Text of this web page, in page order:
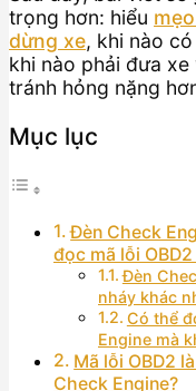
trọng hơn: hiểu
dừng xe, khi nào
khi nào phải đưa
tránh hỏng nặng
Mục lục
Đèn Check
đọc mã lỗi
Đèn
nháy khác
Có thể
Engine mà
Mã lỗi OBD2
Check Engine?